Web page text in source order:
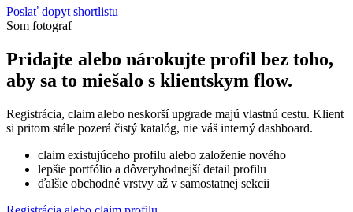
Poslať dopyt shortlistu
Som fotograf
Pridajte alebo nárokujte profil bez toho,
aby sa to miešalo s klientskym flow.
Registrácia, claim alebo neskorší upgrade majú vlastnú cestu. Klient
si pritom stále pozerá čistý katalóg, nie váš interný dashboard.
claim existujúceho profilu alebo založenie nového
lepšie portfólio a dôveryhodnejší detail profilu
ďalšie obchodné vrstvy až v samostatnej sekcii